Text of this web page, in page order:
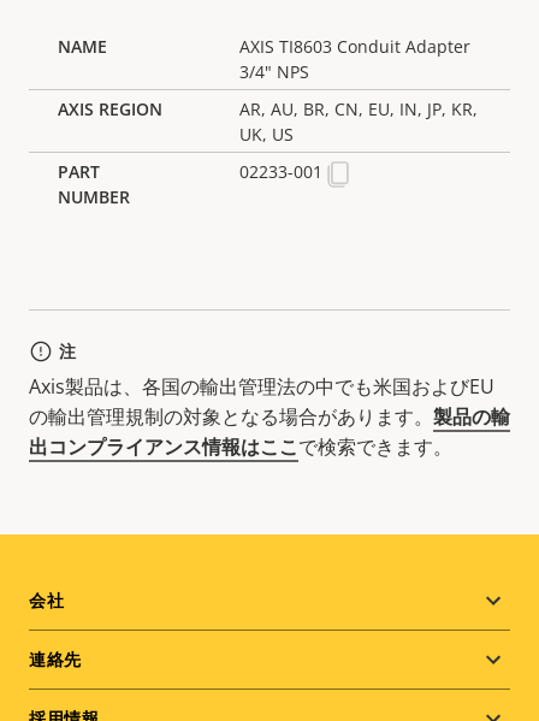
AXIS TI8603 Conduit Adapter
3/4" NPS
AR, AU, BR, CN, EU, IN, JP, KR,
UK, US
02233-001
注
Axis製品は、各国の輸出管理法の中でも米国およびEU
の輸出管理規制の対象となる場合があります。 製品の輸
出コンプライアンス情報はここで検索できます。
Footer
menu
会社
連絡先